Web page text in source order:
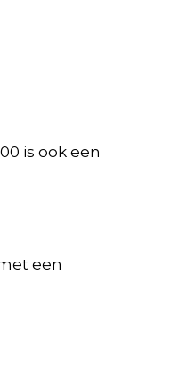
is ook een
een